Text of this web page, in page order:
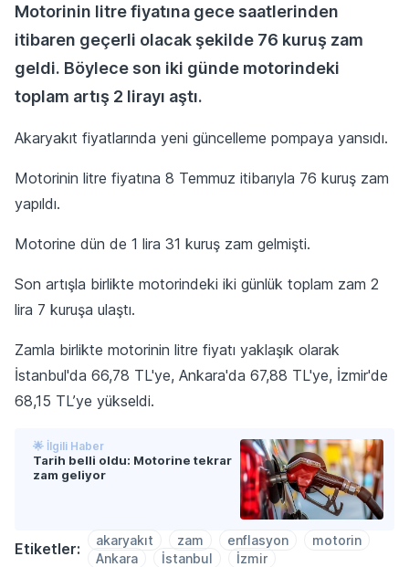
Motorinin litre fiyatına gece saatlerinden
itibaren geçerli olacak şekilde 76 kuruş zam
geldi. Böylece son iki günde motorindeki
toplam artış 2 lirayı aştı.
Akaryakıt fiyatlarında yeni güncelleme pompaya yansıdı.
Motorinin litre fiyatına 8 Temmuz itibarıyla 76 kuruş zam
yapıldı.
Motorine dün de 1 lira 31 kuruş zam gelmişti.
Son artışla birlikte motorindeki iki günlük toplam zam 2
lira 7 kuruşa ulaştı.
Zamla birlikte motorinin litre fiyatı yaklaşık olarak
İstanbul'da 66,78 TL'ye, Ankara'da 67,88 TL'ye, İzmir'de
68,15 TL’ye yükseldi.
🌟 İlgili Haber
Tarih belli oldu: Motorine tekrar
zam geliyor
Etiketler: akaryakıt zam enflasyon
motorin
Ankara
İstanbul İzmir